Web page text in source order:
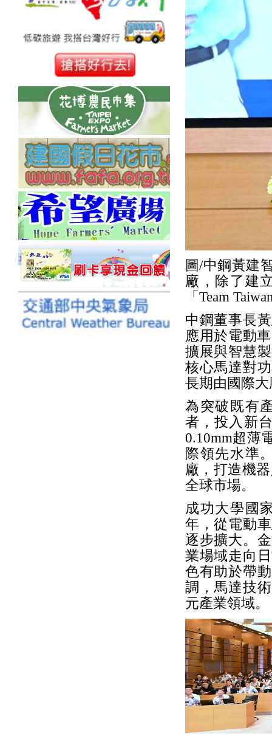
圖/中鋼黃建
廠，除了建
「Team
中鋼董事長
應用於電動
擴展與智慧
核心馬達對
長期由國際
為突破既有
者，投入新
0.10mm超薄
際領先水準
廠，打造機
全球市場。
成功大學國
年，從電動
逐步擴大。
業場域走向
色有助於帶
調，馬達技
元產業領域。